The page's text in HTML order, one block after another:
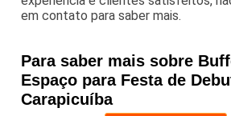
em contato para saber mais.
Para saber mais sobre
Espaço para Festa de
Carapicuíba